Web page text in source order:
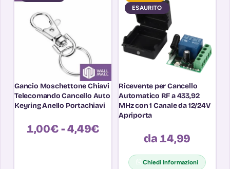
Gancio Moschettone Chiavi
Telecomando Cancello Auto
Keyring Anello Portachiavi
1,00€-4,49€
ESAURITO
Ricevente per Cancello
Automatico RF a 433,92
MHz con 1 Canale da 12/24V
Apriporta
da 14,99
Chiedi Informazioni